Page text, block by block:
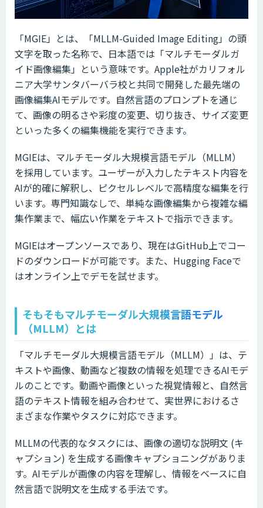
「MGIE」とは、「MLLM-Guided Image Editing」の頭
文字を取った名称で、日本語では「マルチモーダルガ
イド画像編集」という意味です。Apple社がカリフォル
ニア大学サンタバーバラ校と共同で開発した最先端の
画像編集AIモデルです。自然言語のプロンプトを通じ
て、画像の明るさや彩度の変更、切り抜き、サイズ変更
といった多くの編集機能を実行できます。
MGIEは、マルチモーダル大規模言語モデル（MLLM）
を採用しています。ユーザーが入力したテキスト内容を
AIが的確に解釈し、ピクセルレベルで高精度な編集を行
います。専門知識なしで、単純な画像編集から複雑な編
集作業まで、幅広い作業をテキストで指示できます。
MGIEはオープンソースであり、現在はGitHub上でコー
ドのダウンロードが可能です。また、Hugging Faceで
はオンライン上でデモを試せます。
そもそもマルチモーダル大規模言語モデル
（MLLM）とは
「マルチモーダル大規模言語モデル（MLLM）」は、テ
キストや画像、動画など複数の情報を処理できるAIモデ
ルのことです。動画や画像といった視覚情報と、自然言
語のテキスト情報を組み合わせて、実世界におけるさ
まざまな作業やタスクに対応できます。
MLLMの代表的なタスクには、画像の適切な説明文 (キ
ャプション) を生成する画像キャプショニングがありま
す。AIモデルが画像の内容を理解し、情報をベースに自
然言語で説明文を生成する手法です。